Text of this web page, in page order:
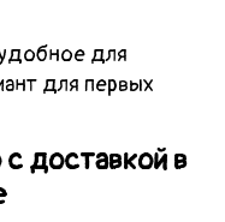
для
для первых
с доставкой в